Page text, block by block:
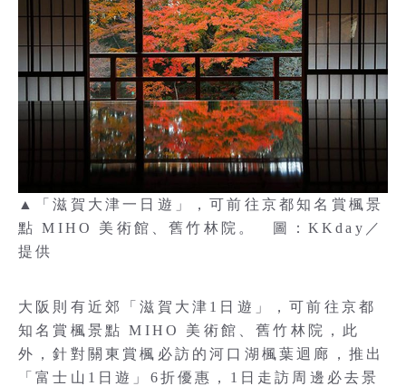
▲「滋賀大津一日遊」，可前往京都知名賞楓景
點 MIHO 美術館、舊竹林院。 圖：KKday／
提供
大阪則有近郊「滋賀大津1日遊」，可前往京都
知名賞楓景點 MIHO 美術館、舊竹林院，此
外，針對關東賞楓必訪的河口湖楓葉迴廊，推出
「富士山1日遊」6折優惠，1日走訪周邊必去景